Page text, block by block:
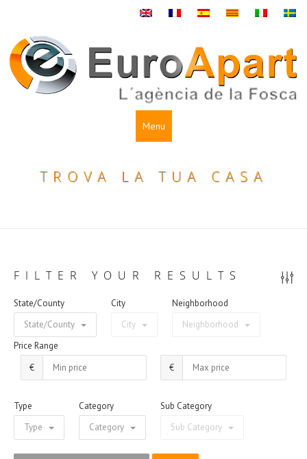
Menu
TROVA LA TUA CASA
FILTER YOUR RESULTS
State/County
State/County
City
City
Neighborhood
Neighborhood
Price Range
€
€
Type
Type
Category
Category
Sub Category
Sub Category